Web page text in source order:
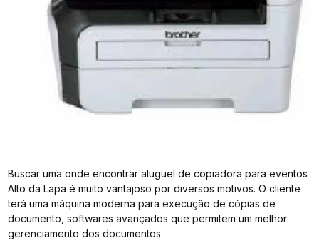
Buscar uma onde encontrar aluguel de copiadora para eventos
Alto da Lapa é muito vantajoso por diversos motivos. O cliente
terá uma máquina moderna para execução de cópias de
documento, softwares avançados que permitem um melhor
gerenciamento dos documentos.